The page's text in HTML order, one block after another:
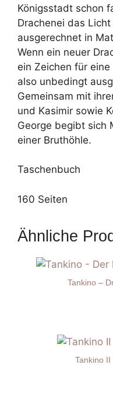
Königsstadt schon
Drachenei das
ausgerechnet in
Wenn ein neuer
ein Zeichen für
also unbedingt
Gemeinsam mit
und Kasimir sowie
George begibt sich
einer Bruthöhle.
Taschenbuch
160 Seiten
Ähnliche
Tankino –
Tankino